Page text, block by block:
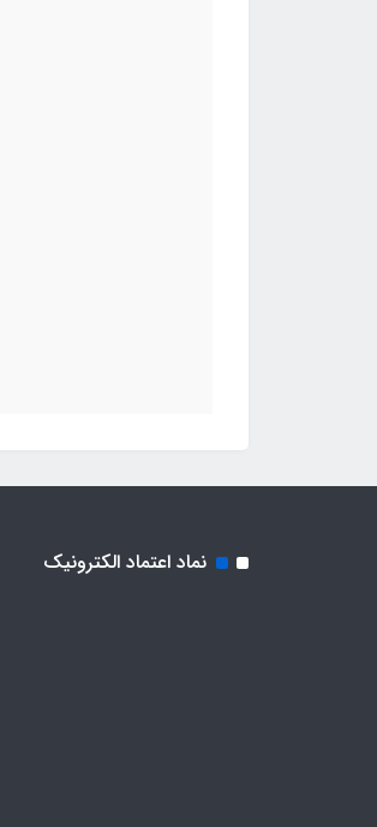
نماد اعتماد الکترونیک